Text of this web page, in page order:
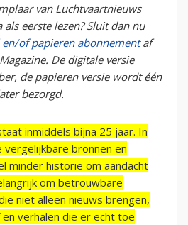
van Luchtvaartnieuws
eerste lezen? Sluit dan nu
of papieren abonnementaf
De digitale versie
de papieren versie wordt één
bezorgd.
inmiddels bijna 25 jaar. In
bronnen en
minder historie om aandacht
om betrouwbare
niet alleen nieuws brengen,
verhalen die er echt toe